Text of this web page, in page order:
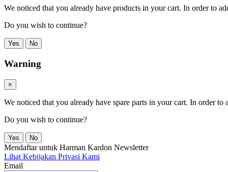
We noticed that you already have products in your cart. In order to
Do you wish to continue?
Yes No
Warning
×
We noticed that you already have spare parts in your cart. In order
Do you wish to continue?
Yes No
Mendaftar untuk Harman Kardon Newsletter
Lihat Kebijakan Privasi Kami
Email